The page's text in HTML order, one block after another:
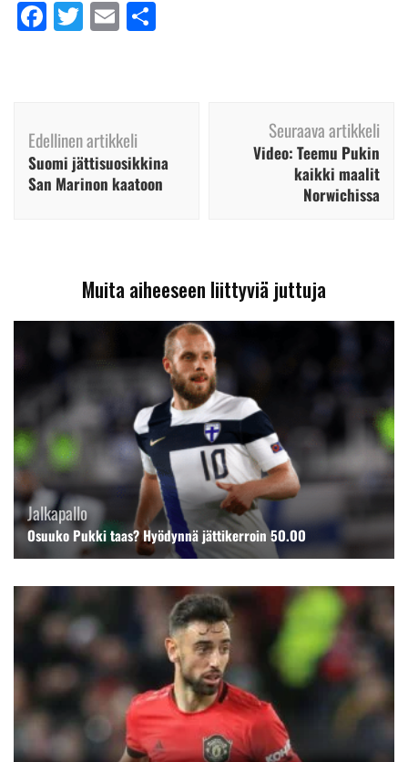
Facebook
Twitter
Email
selaus
Edellinen artikkeli
Suomi jättisuosikkina
San Marinon kaatoon
Seuraava artikkeli
Video: Teemu Pukin
kaikki maalit
Norwichissa
Muita aiheeseen liittyviä juttuja
Jalkapallo
Osuuko Pukki taas? Hyödynnä jättikerroin 5O.OO